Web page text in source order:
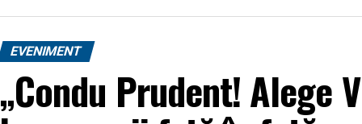
că, dincolo de stilul de viață, există o rezistență
EVENIMENT
„Condu Prudent! Alege